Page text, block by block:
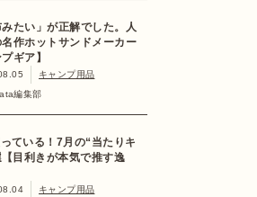
たい」が正解でした。人
作ホットサンドメーカー
ギア】
キャンプ用品
編集部
ている！7月の“当たりキ
目利きが本気で推す逸
キャンプ用品